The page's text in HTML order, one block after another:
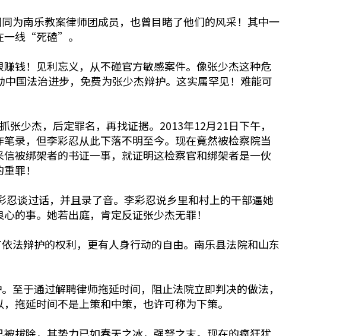
为南乐教案律师团成员，也曾目睹了他们的风采！其中一
一线“死磕”。
钱！见利忘义，从不碰官方敏感案件。像张少杰这种危
国法治进步，免费为张少杰辩护。这实属罕见！难能可
少杰，后定罪名，再找证据。2013年12月21日下午，
录，但李彩忍从此下落不明至今。现在竟然被检察院当
被绑架者的书证一事，就证明这检察官和绑架者是一伙
罪！
谈过话，并且录了音。李彩忍说乡里和村上的干部逼她
的事。她若出庭，肯定反证张少杰无罪！
法辩护的权利，更有人身行动的自由。南乐县法院和山东
于通过解聘律师拖延时间，阻止法院立即判决的做法，
拖延时间不是上策和中策，也许可称为下策。